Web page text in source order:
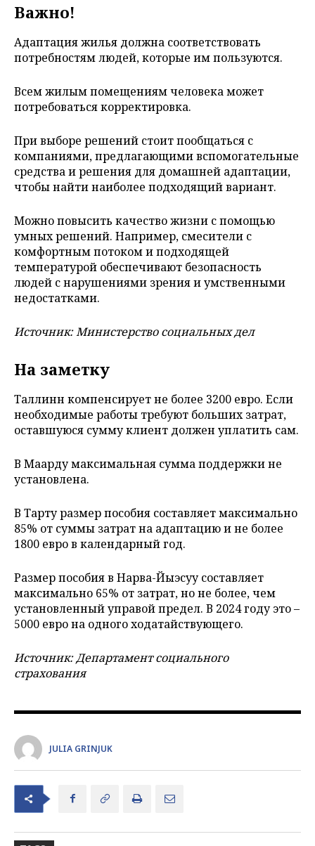
Важно!
Адаптация жилья должна соответствовать
потребностям людей, которые им пользуются.
Всем жилым помещениям человека может
потребоваться корректировка.
При выборе решений стоит пообщаться с
компаниями, предлагающими вспомогательные
средства и решения для домашней адаптации,
чтобы найти наиболее подходящий вариант.
Можно повысить качество жизни с помощью
умных решений. Например, смесители с
комфортным потоком и подходящей
температурой обеспечивают безопасность
людей с нарушениями зрения и умственными
недостатками.
Источник: Министерство социальных дел
На заметку
Таллинн компенсирует не более 3200 евро. Если
необходимые работы требуют больших затрат,
оставшуюся сумму клиент должен уплатить сам.
В Маарду максимальная сумма поддержки не
установлена.
В Тарту размер пособия составляет максимально
85% от суммы затрат на адаптацию и не более
1800 евро в календарный год.
Размер пособия в Нарва-Йыэсуу составляет
максимально 65% от затрат, но не более, чем
установленный управой предел. В 2024 году это –
5000 евро на одного ходатайствующего.
Источник: Департамент социального
страхования
JULIA GRINJUK